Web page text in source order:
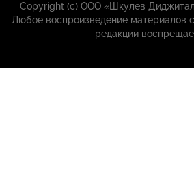
Copyright (с) ООО «Шкулёв Диджитал
Любое воспроизведение материалов
редакции